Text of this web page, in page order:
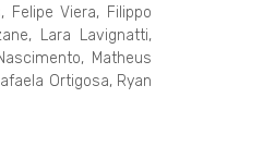
Felipe Viera, Filippo
Lara Lavignatti,
Matheus
Ortigosa, Ryan